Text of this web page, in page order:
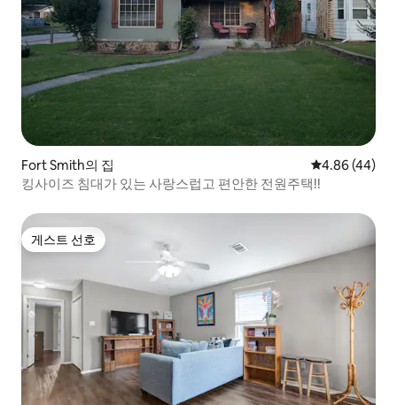
Fort Smith의 집 평점 4.86점(5
4.86 (44)
킹사이즈 침대가 있는 사랑스럽고 편안한 전원주택!!
게스트 선호
게스트 선호